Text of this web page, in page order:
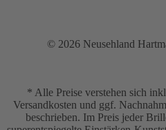
© 2026 Neusehland
* Alle Preise verstehen sich
Versandkosten und ggf.
beschrieben. Im Preis jeder